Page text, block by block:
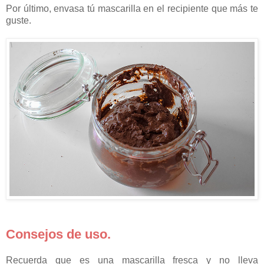
Por último, envasa tú mascarilla en el recipiente que más te
guste.
Consejos de uso.
Recuerda que es una mascarilla fresca y no lleva